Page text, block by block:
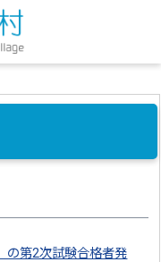
の第2次試験合格者発